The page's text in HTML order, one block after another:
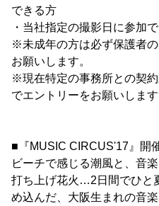
できる方
・当社指定の撮影日に参加
※未成年の方は必ず保護者
お願いします。
※現在特定の事務所との契
でエントリーをお願いします
■『MUSIC CIRCUS'17』開
ビーチで感じる潮風と、音
打ち上げ花火…2日間でひと
め込んだ、大阪生まれの音楽